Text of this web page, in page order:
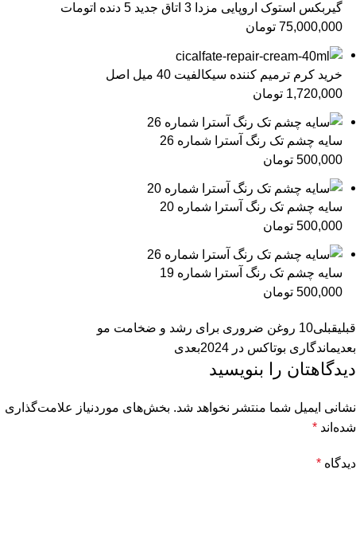
گیربکس استوک اروپایی مزدا 3 اتاق جدید 5 دنده اتومات
75,000,000 تومان
خرید کرم ترمیم کننده سیکالفیت 40 میل اصل
1,720,000 تومان
سایه چشم تک رنگ آسترا شماره 26
500,000 تومان
سایه چشم تک رنگ آسترا شماره 20
500,000 تومان
سایه چشم تک رنگ آسترا شماره 19
500,000 تومان
قبلیقبلی10 روغن ضروری برای رشد و ضخامت مو
بعدیماندگاری بوتاکس در 2024 بعدی
دیدگاهتان را بنویسید
نشانی ایمیل شما منتشر نخواهد شد. بخش‌های موردنیاز علامت‌گذاری
شده‌اند *
دیدگاه *